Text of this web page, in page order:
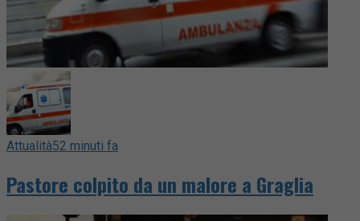
Attualità52 minuti fa
Pastore colpito da un malore a Graglia